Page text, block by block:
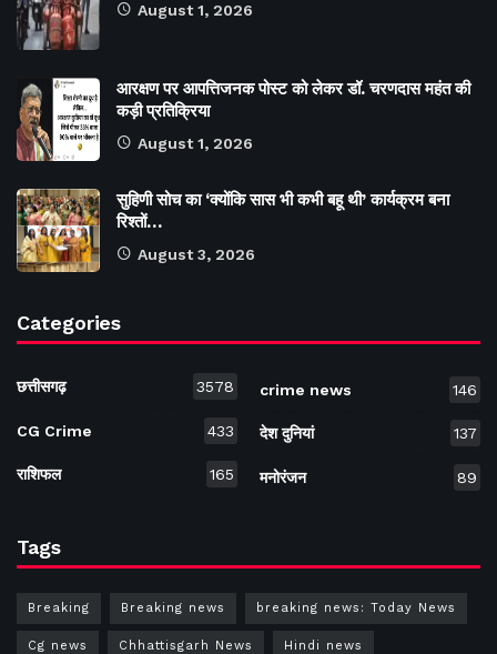
August 1, 2026
आरक्षण पर आपत्तिजनक पोस्ट को लेकर डॉ. चरणदास महंत की
कड़ी प्रतिक्रिया
August 1, 2026
सुहिणी सोच का ‘क्योंकि सास भी कभी बहू थी’ कार्यक्रम बना
रिश्तों…
August 3, 2026
Categories
छत्तीसगढ़ 3578
CG Crime 433
राशिफल 165
crime news 146
देश दुनियां 137
मनोरंजन 89
Tags
Breaking Breaking news breaking news: Today News
Cg news Chhattisgarh News Hindi news